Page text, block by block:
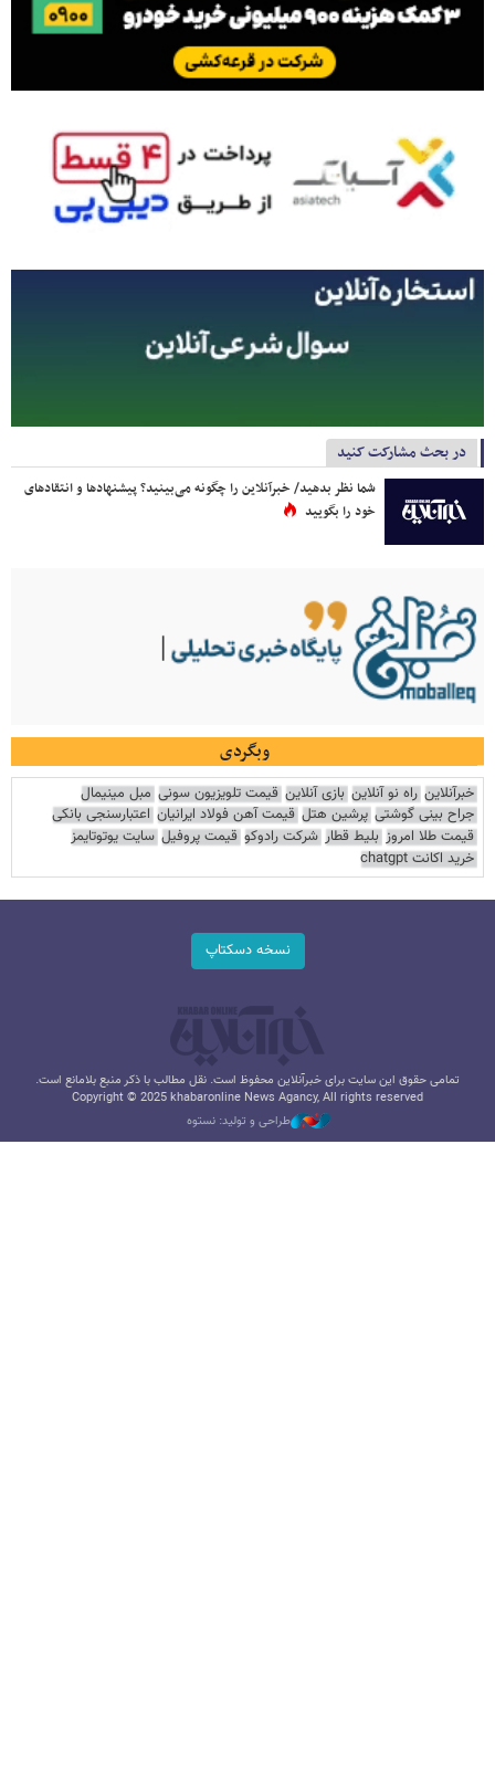
در بحث مشارکت کنید
شما نظر بدهید/ خبرآنلاین را چگونه می‌بینید؟ پیشنهادها و انتقادهای
خود را بگویید
وبگردی
خبرآنلاین راه نو آنلاین بازی آنلاین قیمت تلویزیون سونی مبل مینیمال
جراح بینی گوشتی پرشین هتل قیمت آهن فولاد ایرانیان اعتبارسنجی بانکی
قیمت طلا امروز بلیط قطار شرکت رادوکو قیمت پروفیل سایت یوتوتایمز
خرید اکانت chatgpt
نسخه دسکتاپ
تمامی حقوق این سایت برای خبرآنلاین محفوظ است. نقل مطالب با ذکر منبع بلامانع است.
Copyright © 2025 khabaronline News Agancy, All rights reserved
طراحی و تولید: نستوه